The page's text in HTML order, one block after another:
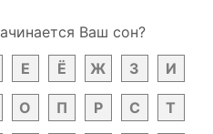
Ваш сон?
Е Ё Ж З И
О П Р С Т